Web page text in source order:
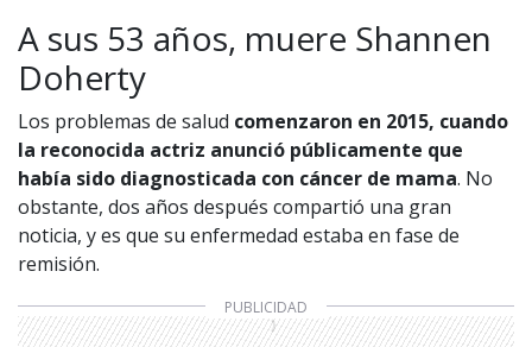
A sus 53 años, muere Shannen
Doherty
Los problemas de salud comenzaron en 2015, cuando
la reconocida actriz anunció públicamente que
había sido diagnosticada con cáncer de mama. No
obstante, dos años después compartió una gran
noticia, y es que su enfermedad estaba en fase de
remisión.